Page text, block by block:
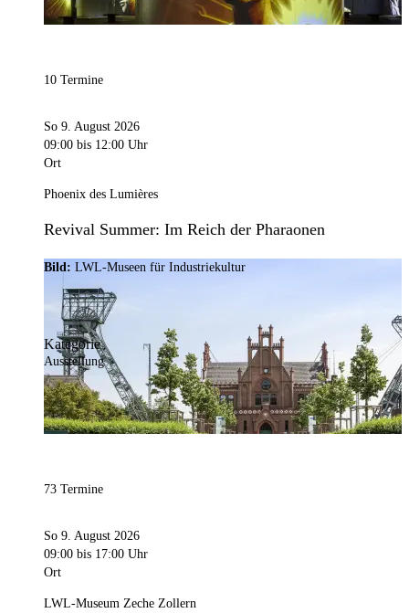
10 Termine
So 9. August 2026
09:00 bis 12:00 Uhr
Ort
Phoenix des Lumières
Revival Summer: Im Reich der Pharaonen
Bild: LWL-Museen für Industriekultur
Kategorie
Ausstellung
73 Termine
So 9. August 2026
09:00 bis 17:00 Uhr
Ort
LWL-Museum Zeche Zollern